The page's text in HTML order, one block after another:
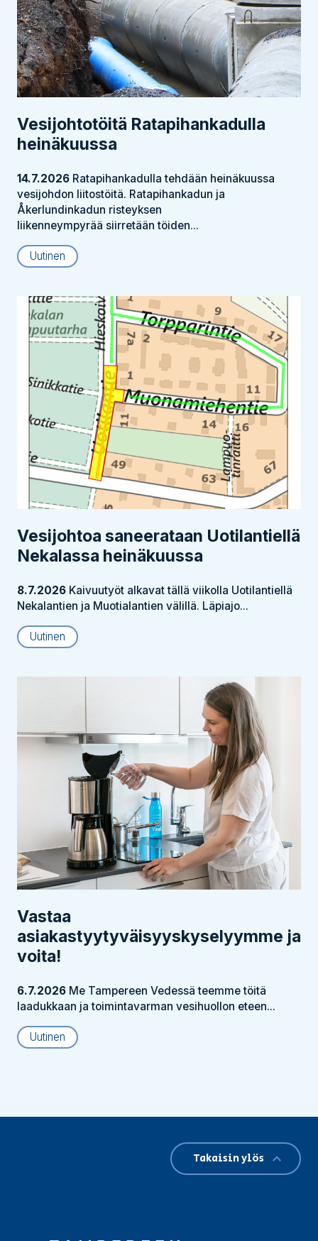
Vesijohtotöitä Ratapihankadulla
heinäkuussa
14.7.2026 Ratapihankadulla tehdään heinäkuussa
vesijohdon liitostöitä. Ratapihankadun ja
Åkerlundinkadun risteyksen
liikenneympyrää siirretään töiden...
Uutinen
Vesijohtoa saneerataan Uotilantiellä
Nekalassa heinäkuussa
8.7.2026 Kaivuutyöt alkavat tällä viikolla Uotilantiellä
Nekalantien ja Muotialantien välillä. Läpiajo...
Uutinen
Vastaa
asiakastyytyväisyyskyselyymme ja
voita!
6.7.2026 Me Tampereen Vedessä teemme töitä
laadukkaan ja toimintavarman vesihuollon eteen...
Uutinen
Takaisin ylös